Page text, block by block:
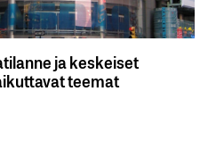
ja keskeiset
teemat